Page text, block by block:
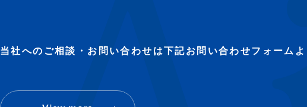
当社へのご相談・お問い合わせは下記お問い合わせフォームよ